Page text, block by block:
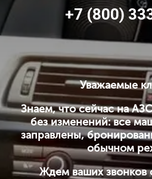
+7 (800)
Уважаемые
Знаем, что сейчас на
без изменений: все
заправлены,
обычном
Ждем ваших звонков